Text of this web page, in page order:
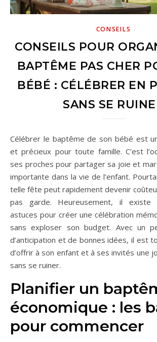
CONSEILS
CONSEILS POUR
BAPTÊME PAS CHER
BÉBÉ : CÉLÉBRER EN
SANS SE
Célébrer le baptême de son bébé est un moment unique
et précieux pour toute famille. C’est
ses proches pour partager sa joie et
importante dans la vie de l’enfant.
telle fête peut rapidement devenir
pas garde. Heureusement, il existe
astuces pour créer une célébration
sans exploser son budget. Avec un
d’anticipation et de bonnes idées, il est
d’offrir à son enfant et à ses invités une
sans se ruiner.
Planifier un
économique : les
pour commencer